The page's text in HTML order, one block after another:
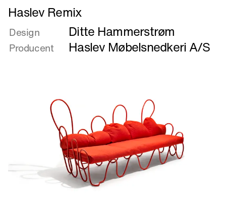
Læs
mere
om
Haslev
Remix
Haslev Remix
Design Ditte Hammerstrøm
Producent Haslev Møbelsnedkeri A/S